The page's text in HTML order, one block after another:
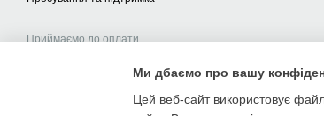
Приймаємо до оплати
Ми дбаємо про вашу
Цей веб-сайт використовує